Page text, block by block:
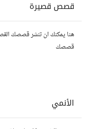
قصص قصيرة
هنا يمكنك ان تنشر قصصك
قصصك
الأنمي